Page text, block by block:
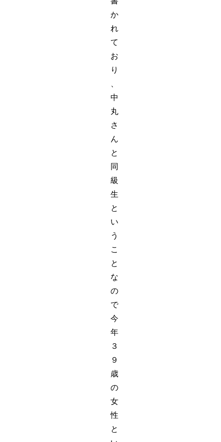
か
れ
て
お
り
中
丸
さ
ん
と
同
級
生
と
い
う
こ
と
な
の
で
今
年
３
９
歳
の
女
性
と